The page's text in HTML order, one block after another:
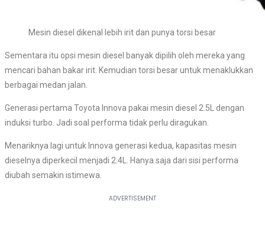
Mesin diesel dikenal lebih irit dan punya torsi besar
Sementara itu opsi mesin diesel banyak dipilih oleh mereka yang
mencari bahan bakar irit. Kemudian torsi besar untuk menaklukkan
berbagai medan jalan.
Generasi pertama Toyota Innova pakai mesin diesel 2.5L dengan
induksi turbo. Jadi soal performa tidak perlu diragukan.
Menariknya lagi untuk Innova generasi kedua, kapasitas mesin
dieselnya diperkecil menjadi 2.4L. Hanya saja dari sisi performa
diubah semakin istimewa.